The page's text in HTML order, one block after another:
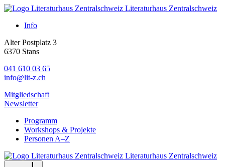
Literaturhaus Zentralschweiz
Info
Alter Postplatz 3
6370 Stans
041 610 03 65
info@lit-z.ch
Mitgliedschaft
Newsletter
Programm
Workshops & Projekte
Personen A–Z
Literaturhaus Zentralschweiz